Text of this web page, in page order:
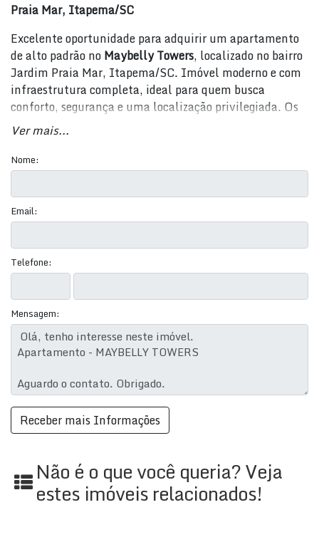
Praia Mar, Itapema/SC
Excelente oportunidade para adquirir um apartamento
de alto padrão noMaybelly Towers, localizado no bairro
Jardim Praia Mar, Itapema/SC. Imóvel moderno e com
infraestrutura completa, ideal para quem busca
conforto, segurança e uma localização privilegiada. Os
valores de venda variam entre
788.000,00
Detalhes do Imóvel:
Área total: 88 m²
Quartos: 2
Suítes
Salas: 2 ambientes
Garagem
Estrutura e Diferenciais:
Condomínio fechado com segurança (alarme e
circuito de TV)
Academia completa e academias de ginástica na
proximidade
Área de serviço funcional
Cozinha americana
Churrasqueira privativa
Ver mais...
Nome:
Email:
Telefone:
Mensagem:
Não é o que você queria? Veja
estes imóveis relacionados!